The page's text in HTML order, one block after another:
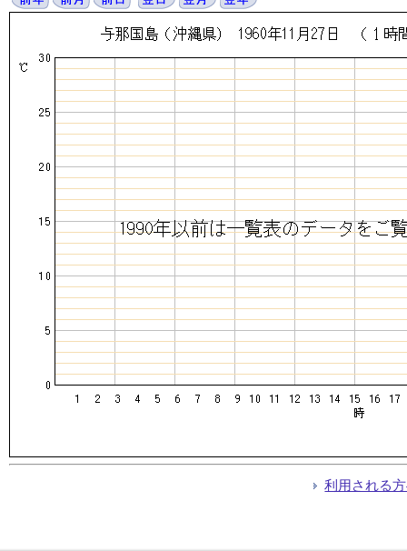
利用される